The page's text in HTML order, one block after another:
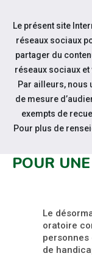
Aller au contenu
Notre
POUR
Le
oratoire
personnes
de
Le présent site
réseaux sociaux
partager du
réseaux sociaux
Par ailleurs,
de mesure
exempts de
Pour plus de